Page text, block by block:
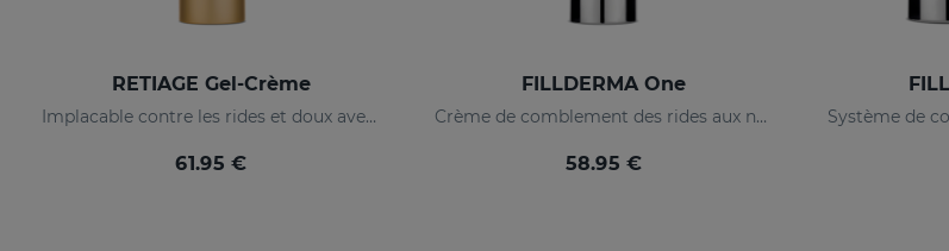
RETIAGE Gel-Crème
Implacable contre les rides et doux avec votre peau
61.95 €
FILLDERMA One
Crème de comblement des rides aux nanosphères d'acide hyaluronique
58.95 €